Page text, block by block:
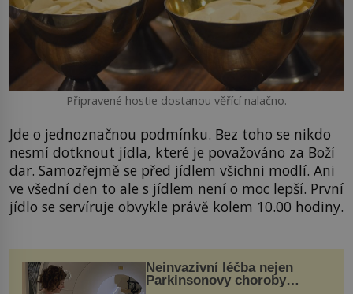
Připravené hostie dostanou věřící nalačno.
Jde o jednoznačnou podmínku. Bez toho se nikdo
nesmí dotknout jídla, které je považováno za Boží
dar. Samozřejmě se před jídlem všichni modlí. Ani
ve všední den to ale s jídlem není o moc lepší. První
jídlo se servíruje obvykle právě kolem 10.00 hodiny.
Neinvazivní léčba nejen
Parkinsonovy choroby